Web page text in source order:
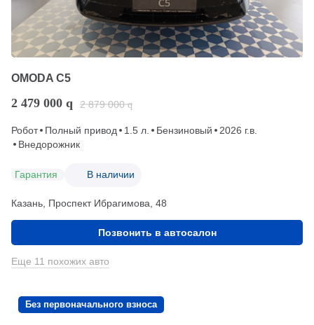
OMODA C5
2 479 000 q 2 879 000 q
Робот Полный привод 1.5 л. Бензиновый
2026 г.в.
Внедорожник
Гарантия В наличии
Казань, Проспект Ибрагимова, 48
Позвонить в автосалон
Еще 11 похожих авто
Без первоначального взноса